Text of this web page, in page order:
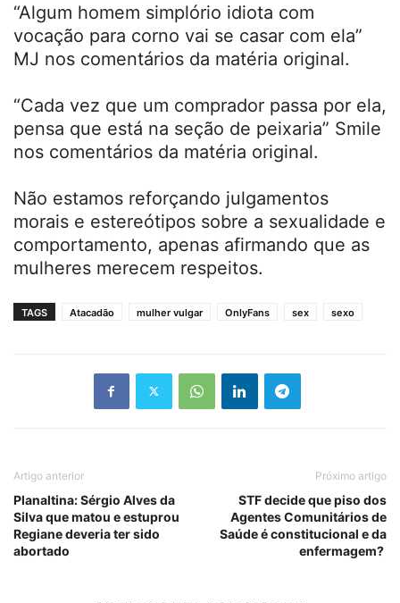
“Algum homem simplório idiota com
vocação para corno vai se casar com ela”
MJ nos comentários da matéria original.
“Cada vez que um comprador passa por ela,
pensa que está na seção de peixaria” Smile
nos comentários da matéria original.
Não estamos reforçando julgamentos
morais e estereótipos sobre a sexualidade e
comportamento, apenas afirmando que as
mulheres merecem respeitos.
TAGS Atacadão mulher vulgar OnlyFans sex sexo
Artigo anterior
Planaltina: Sérgio Alves da
Silva que matou e estuprou
Regiane deveria ter sido
abortado
Próximo artigo
STF decide que piso dos
Agentes Comunitários de
Saúde é constitucional e da
enfermagem?